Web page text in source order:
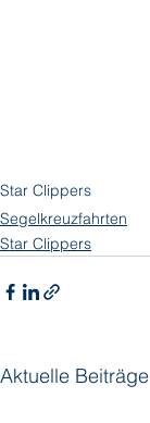
Star Clippers
Segelkreuzfahrten
Star Clippers
Aktuelle Beiträge